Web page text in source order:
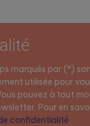
marqués par (*)
utilisée pour
pouvez à tout
Pour en
confidentialité.